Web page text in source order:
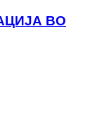
ВО